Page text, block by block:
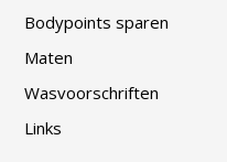
Bodypoints sparen
Maten
Wasvoorschriften
Links